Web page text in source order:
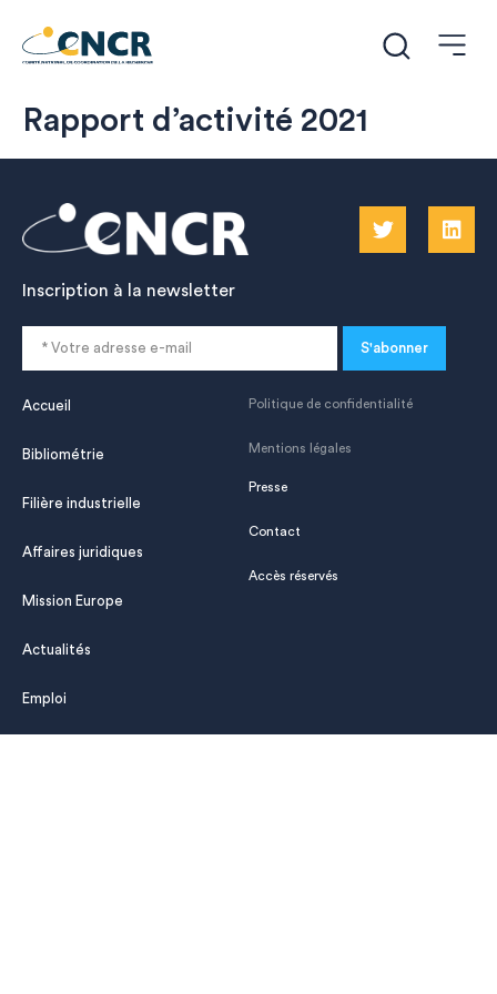
Rapport d’activité 2021
Politique de confidentialité
Mentions légales
Presse
Contact
Accès réservés
Accueil
Bibliométrie
Filière industrielle
Affaires juridiques
Mission Europe
Actualités
Emploi
Inscription à la newsletter
S'abonner